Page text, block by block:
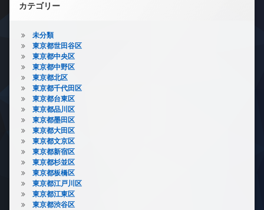
カテゴリー
未分類
東京都世田谷区
東京都中央区
東京都中野区
東京都北区
東京都千代田区
東京都台東区
東京都品川区
東京都墨田区
東京都大田区
東京都文京区
東京都新宿区
東京都杉並区
東京都板橋区
東京都江戸川区
東京都江東区
東京都渋谷区